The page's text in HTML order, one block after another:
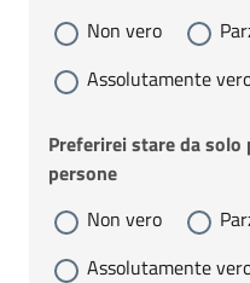
Non vero
Assolutamente
Preferirei stare da
persone
Non vero
Assolutamente